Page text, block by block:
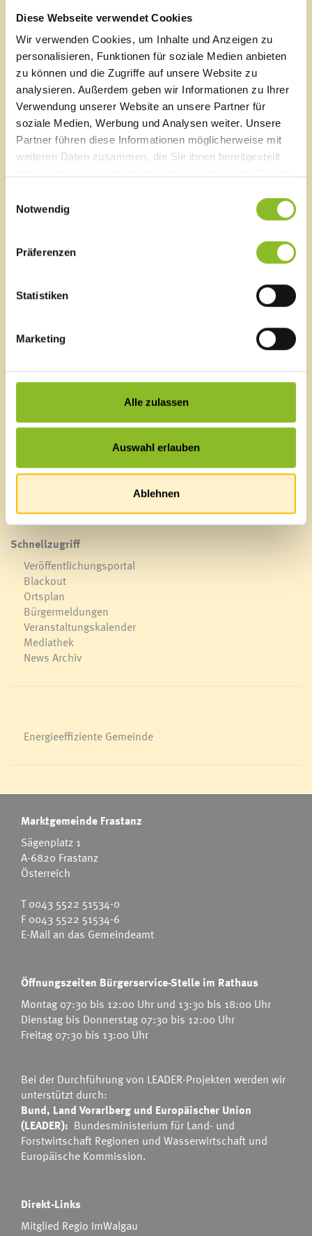
Diese Webseite verwendet Cookies
Wir verwenden Cookies, um Inhalte und Anzeigen zu
personalisieren, Funktionen für soziale Medien anbieten
zu können und die Zugriffe auf unsere Website zu
analysieren. Außerdem geben wir Informationen zu Ihrer
Verwendung unserer Website an unsere Partner für
soziale Medien, Werbung und Analysen weiter. Unsere
Partner führen diese Informationen möglicherweise mit
weiteren Daten zusammen, die Sie ihnen bereitgestellt
Notwendig
Präferenzen
Statistiken
Marketing
Alle zulassen
Auswahl erlauben
Ablehnen
Verordnung über die Einhebung einer Gästetaxe
(Taxordnung)
Verordnung über die Festsetzung der Hebesätze
der Grundsteuer (Grundsteuer-Hebesatz-
Verordnung)
Hundeabgabenverordnung
Hundehalte-Verordnung
Lärmschutzverordnung
Ortspolizeiliche Verordnung
Vergnügungssteuerverordnung
Verordnung über die Einhebung von
(Tourismusbeiträgeverordnung)
Versteigerungsabgabenverordnung
Wasserleitungsverordnung
Berichte aus den Ausschüssen
Marktgemeinde Frastanz
A-6820 Frastanz, Österreich
T0043 5522 51534-0
F 0043 5522 51534-6
E-Mail an das Gemeindeamt
Schnellzugriff
Veröffentlichungsportal
Blackout
Ortsplan
Bürgermeldungen
Veranstaltungskalender
Mediathek
News Archiv
Energieeffiziente Gemeinde
Marktgemeinde Frastanz
Sägenplatz 1
A-6820 Frastanz
Österreich
T0043 5522 51534-0
F 0043 5522 51534-6
E-Mail an das Gemeindeamt
Öffnungszeiten Bürgerservice-Stelle im Rathaus
Montag 07:30 bis 12:00 Uhr und 13:30 bis 18:00 Uhr
Dienstag bis Donnerstag 07:30 bis 12:00 Uhr
Freitag 07:30 bis 13:00 Uhr
Bei der Durchführung von LEADER-Projekten werden wir
unterstützt durch:
Bund, Land Vorarlberg und Europäischer Union
(LEADER): Bundesministerium für Land- und
Forstwirtschaft Regionen und Wasserwirtschaft und
Europäische Kommission.
Direkt-Links
Mitglied Regio ImWalgau